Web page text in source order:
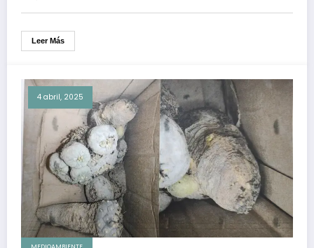
Leer Más
4 abril, 2025